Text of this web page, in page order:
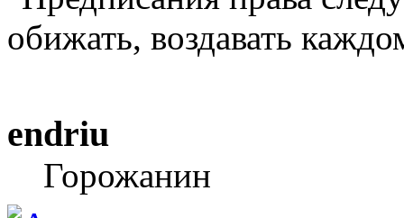
обижать, воздавать
endriu
Горожанин